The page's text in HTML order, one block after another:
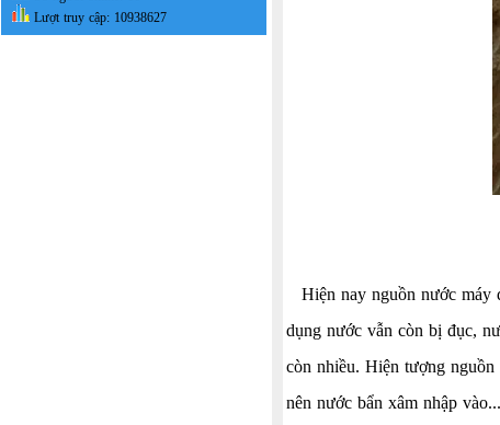
Lượt truy cập: 10938627
Hiện nay nguồn nước máy
dụng nước vẫn còn bị đục,
còn nhiều. Hiện tượng
nên nước bẩn xâm nhập vào...